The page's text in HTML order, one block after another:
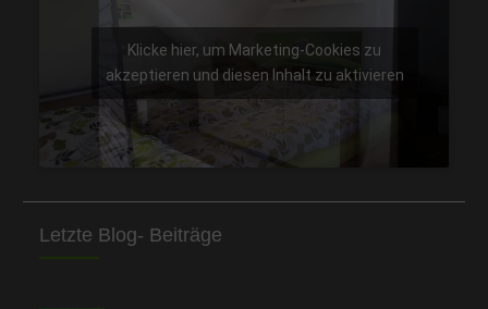
Klicke hier, um Marketing-Cookies zu
akzeptieren und diesen Inhalt zu aktivieren
Letzte Blog- Beiträge